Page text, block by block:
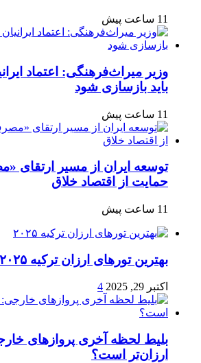
11 ساعت پیش
وزیر میراث‌فرهنگی: اعتماد
باید بازسازی شود
11 ساعت پیش
توسعه ایران از مسیر ارتقای
حمایت از اقتصاد خلاق
11 ساعت پیش
بهترین تورهای ارزان ترکیه ۲۰۲۵
اکتبر 29, 2025 4
بلیط لحظه آخری پروازهای
ارزان‌تر است؟